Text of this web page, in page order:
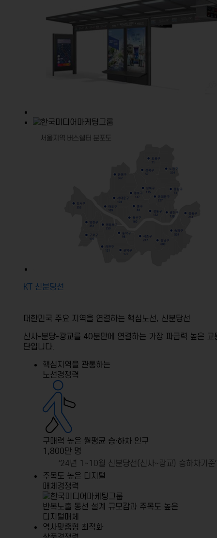
KT 신분당선
대한민국 주요 지역을 연결하는 핵심노선, 신분당선
신사-분당-광교를 40분만에 연결하는 가장 파급력 높은 교
단입니다.
핵심지역을 관통하는
노선경쟁력
구매력 높은 월평균 승·하차 인구
1,800만 명
‘24년 1~10월 신분당선(신사~광교) 승하차기준’
주목도 높은 디지털
매체경쟁력
반복노출 동선 설계 규모감과 주목도 높은
디지털매체
역사맞춤형 최적화